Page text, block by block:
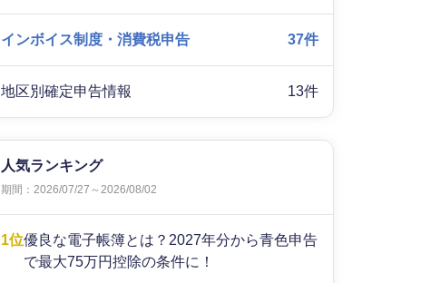
インボイス制度・消費税申告 37件
地区別確定申告情報 13件
人気ランキング
期間：2026/07/27～2026/08/02
1位優良な電子帳簿とは？2027年分から青色申告
で最大75万円控除の条件に！